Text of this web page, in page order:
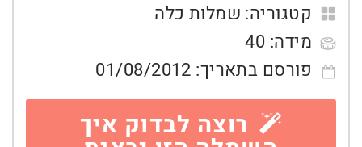
קטגוריה: שמלות כלה
מידה: 40
פורסם בתאריך: 01/08/2012
רוצה לבדוק איך